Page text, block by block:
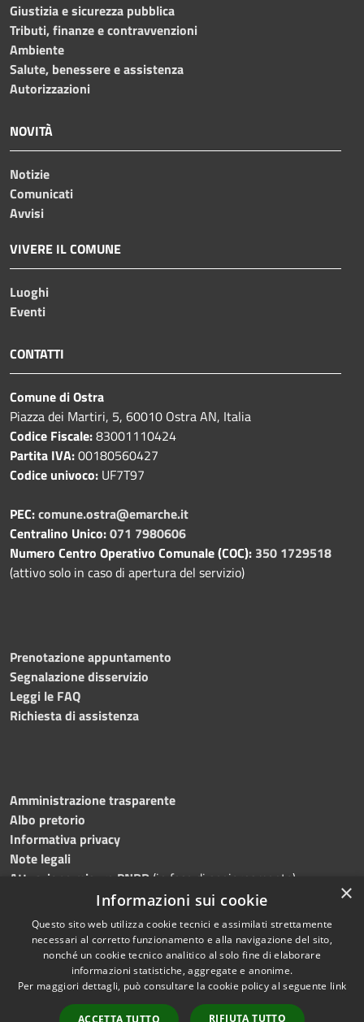
Giustizia e sicurezza pubblica
Tributi, finanze e contravvenzioni
Ambiente
Salute, benessere e assistenza
Autorizzazioni
NOVITÀ
Notizie
Comunicati
Avvisi
VIVERE IL COMUNE
Luoghi
Eventi
CONTATTI
Comune di Ostra
Piazza dei Martiri, 5, 60010 Ostra AN, Italia
Codice Fiscale:83001110424
Partita IVA:00180560427
Codice univoco: UF7T97
PEC:comune.ostra@emarche.it
Centralino Unico:071 7980606
Numero Centro Operativo Comunale (COC): 350 1729518
(attivo solo in caso di apertura del servizio)
Prenotazione appuntamento
Segnalazione disservizio
Leggi le FAQ
Richiesta di assistenza
Amministrazione trasparente
Albo pretorio
Informativa privacy
Note legali
Attuazione misure PNRR (in fase di aggiornamento)
Dichiarazione di accessibilità
Accessibilità
Copyright © 2026 • Comune di
Ostra • Powered by
Municipium• Accesso
×
Informazioni sui cookie
Questo sito web utilizza cookie tecnici e assimilati strettamente
necessari al corretto funzionamento e alla navigazione del sito,
nonché un cookie tecnico analitico al solo fine di elaborare
informazioni statistiche, aggregate e anonime.
Per maggiori dettagli, può consultare la cookie policy al seguente link
ACCETTA TUTTO RIFIUTA TUTTO